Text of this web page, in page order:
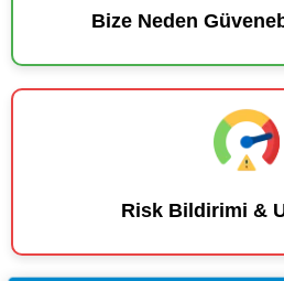
Bize Neden
Risk Bildirimi &